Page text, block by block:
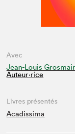
Avec
Jean-Louis
Auteur·rice
Livres présentés
Acadissima